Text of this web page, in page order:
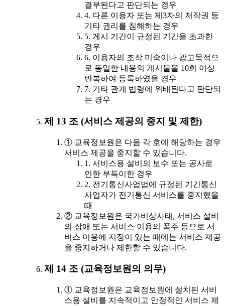
결부된다고 판단되는 경우
4. 다른 이용자 또는 제3자의 저작권 등
기타 권리를 침해하는 경우
5. 게시 기간이 규정된 기간을 초과한
경우
6. 이용자의 조작 미숙이나 광고목적으
로 동일한 내용의 게시물을 10회 이상
반복하여 등록하였을 경우
7. 기타 관계 법령에 위배된다고 판단되
는 경우
제 13 조 (서비스 제공의 중지 및 제한)
① 교육정보원은 다음 각 호에 해당하는 경우
서비스 제공을 중지할 수 있습니다.
1. 서비스용 설비의 보수 또는 공사로
인한 부득이한 경우
2. 전기통신사업법에 규정된 기간통신
사업자가 전기통신 서비스를 중지했을
때
② 교육정보원은 국가비상사태, 서비스 설비
의 장애 또는 서비스 이용의 폭주 등으로 서
비스 이용에 지장이 있는 때에는 서비스 제공
을 중지하거나 제한할 수 있습니다.
제 14 조 (교육정보원의 의무)
① 교육정보원은 교육정보원에 설치된 서비
스용 설비를 지속적이고 안정적인 서비스 제